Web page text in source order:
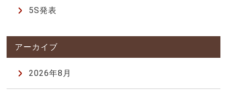
5S発表
2026年8月